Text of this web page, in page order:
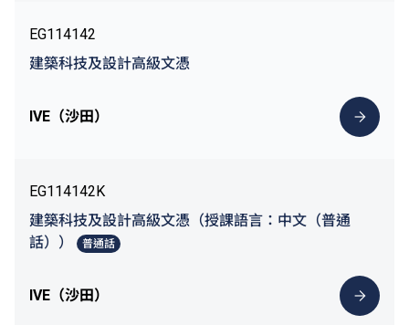
EG114142
建築科技及設計高級文憑
IVE（沙田）
EG114142K
建築科技及設計高級文憑（授課語言：中文（普通
話））
普通話
IVE（沙田）